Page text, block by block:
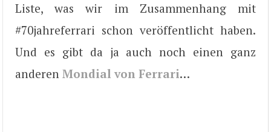
Liste, was wir im Zusammenhang mit
#70jahreferrari schon veröffentlicht haben.
Und es gibt da ja auch noch einen ganz
anderen Mondial von Ferrari…